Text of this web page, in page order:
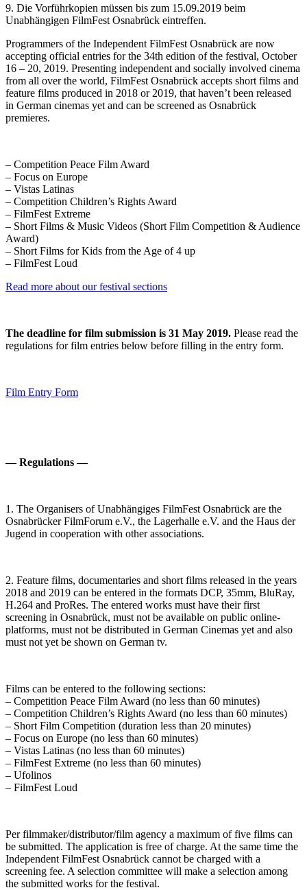
9. Die Vorführkopien müssen bis zum 15.09.2019 beim
Unabhängigen FilmFest Osnabrück eintreffen.
Programmers of the Independent FilmFest Osnabrück are now
accepting official entries for the 34th edition of the festival, October
16 – 20, 2019. Presenting independent and socially involved cinema
from all over the world, FilmFest Osnabrück accepts short films and
feature films produced in 2018 or 2019, that haven’t been released
in German cinemas yet and can be screened as Osnabrück
premieres.
– Competition Peace Film Award
– Focus on Europe
– Vistas Latinas
– Competition Children’s Rights Award
– FilmFest Extreme
– Short Films & Music Videos (Short Film Competition & Audience
Award)
– Short Films for Kids from the Age of 4 up
– FilmFest Loud
Read more about our festival sections
The deadline for film submission is 31 May 2019. Please read the
regulations for film entries below before filling in the entry form.
Film Entry Form
— Regulations —
1. The Organisers of Unabhängiges FilmFest Osnabrück are the
Osnabrücker FilmForum e.V., the Lagerhalle e.V. and the Haus der
Jugend in cooperation with other associations.
2. Feature films, documentaries and short films released in the years
2018 and 2019 can be entered in the formats DCP, 35mm, BluRay,
H.264 and ProRes. The entered works must have their first
screening in Osnabrück, must not be available on public online-
platforms, must not be distributed in German Cinemas yet and also
must not yet be shown on German tv.
Films can be entered to the following sections:
– Competition Peace Film Award (no less than 60 minutes)
– Competition Children’s Rights Award (no less than 60 minutes)
– Short Film Competition (duration less than 20 minutes)
– Focus on Europe (no less than 60 minutes)
– Vistas Latinas (no less than 60 minutes)
– FilmFest Extreme (no less than 60 minutes)
– Ufolinos
– FilmFest Loud
Per filmmaker/distributor/film agency a maximum of five films can
be submitted. The application is free of charge. At the same time the
Independent FilmFest Osnabrück cannot be charged with a
screening fee. A selection committee will make a selection among
the submitted works for the festival.